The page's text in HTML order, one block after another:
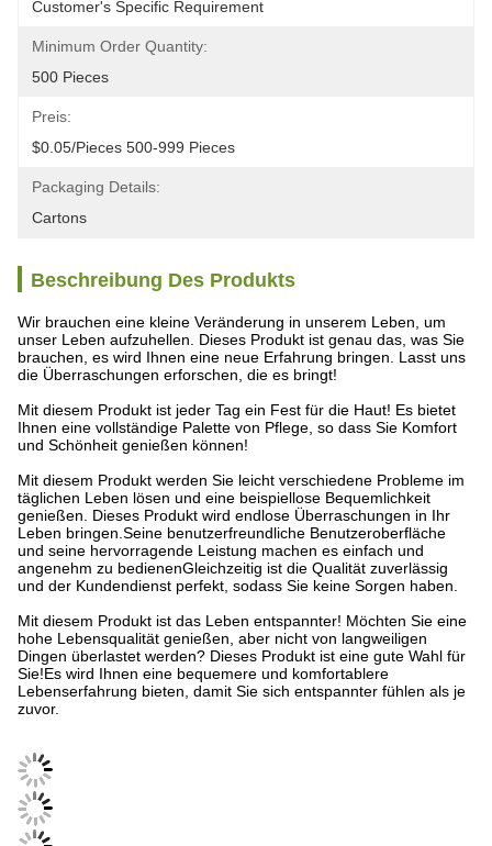
Customer's Specific Requirement
Minimum Order Quantity:
500 Pieces
Preis:
$0.05/pieces 500-999 Pieces
Packaging Details:
Cartons
Beschreibung Des Produkts
Wir brauchen eine kleine Veränderung in unserem Leben, um
unser Leben aufzuhellen. Dieses Produkt ist genau das, was Sie
brauchen, es wird Ihnen eine neue Erfahrung bringen. Lasst uns
die Überraschungen erforschen, die es bringt!
Mit diesem Produkt ist jeder Tag ein Fest für die Haut! Es bietet
Ihnen eine vollständige Palette von Pflege, so dass Sie Komfort
und Schönheit genießen können!
Mit diesem Produkt werden Sie leicht verschiedene Probleme im
täglichen Leben lösen und eine beispiellose Bequemlichkeit
genießen. Dieses Produkt wird endlose Überraschungen in Ihr
Leben bringen.Seine benutzerfreundliche Benutzeroberfläche
und seine hervorragende Leistung machen es einfach und
angenehm zu bedienenGleichzeitig ist die Qualität zuverlässig
und der Kundendienst perfekt, sodass Sie keine Sorgen haben.
Mit diesem Produkt ist das Leben entspannter! Möchten Sie eine
hohe Lebensqualität genießen, aber nicht von langweiligen
Dingen überlastet werden? Dieses Produkt ist eine gute Wahl für
Sie!Es wird Ihnen eine bequemere und komfortablere
Lebenserfahrung bieten, damit Sie sich entspannter fühlen als je
zuvor.